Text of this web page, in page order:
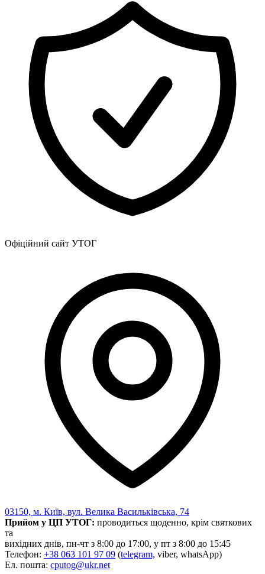
Безбар'єрність для глухих
Вінницька область
Волинська область
Житомирська область
Закарпатська область
Запорізька область
Івано-Франківська область
Київська область
Кіровоградська область
Львівська область
Миколаївська область
Одеська область
Полтавська область
Сумська область
Харківська область
Херсонська область
Хмельницька область
Черкаська область
Чернівецька область
Чернігівська область
Особи відповідальні за контактування з
питань укладення договорів
Вивчаємо жестову мову
Дитяча сторінка
Новини про жестову мову
Ресурс для вивчення жестових мов різних країн
ЦУЖМ
Проєкт "Жестова мова для поліцейських"
Про шахрайські схеми
ВІКТОРИНА
На допомогу військовим
Нормативна база УТОГ
Конвенція ООН
Законодавство
Офіційний сайт УТОГ
03150, м. Київ, вул. Велика Васильківська, 74
Прийом у ЦП УТОГ: проводиться щоденно, крім святкових
та
вихідних днів, пн-чт з 8:00 до 17:00, у пт з 8:00 до 15:45
Телефон: +38 063 101 97 09 (telegram, viber, whatsApp)
Ел. пошта: cputog@ukr.net